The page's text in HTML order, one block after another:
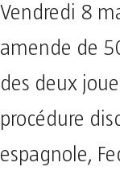
Vendredi 8
amende de
des deux
procédure
espagnole,